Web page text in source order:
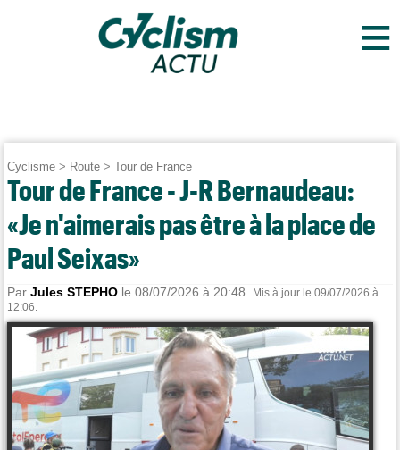
≡
Cyclisme > Route >Tour de France
Tour de France - J-R Bernaudeau:
«Je n'aimerais pas être à la place de
Paul Seixas»
ParJules STEPHO le 08/07/2026 à 20:48.
Mis à jour le 09/07/2026 à
12:06.